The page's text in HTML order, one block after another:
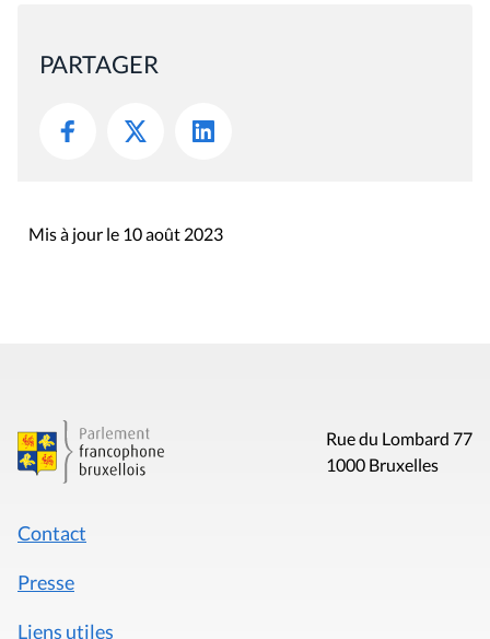
PARTAGER
Mis à jour le 10 août 2023
Rue du Lombard 77
1000 Bruxelles
Contact
Presse
Liens utiles